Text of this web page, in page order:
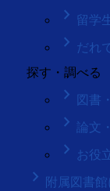
keyboard_arrow_right 留学
keyboard_arrow_right だれ
探す・調べる
keyboard_arrow_right 図書
keyboard_arrow_right 論文
keyboard_arrow_right お役
keyboard_arrow_right 附属図書